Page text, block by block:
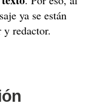
ya se están
y redactor.